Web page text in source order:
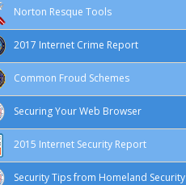
Norton Resque Tools
2017 Internet Crime Report
Common Froud Schemes
Securing Your Web Browser
2015 Internet Security Report
Security Tips from Homeland Security